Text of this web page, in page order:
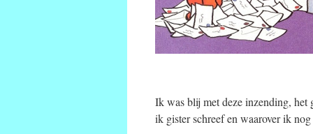
Ik was blij met deze inzending, het
ik gister schreef en waarover ik